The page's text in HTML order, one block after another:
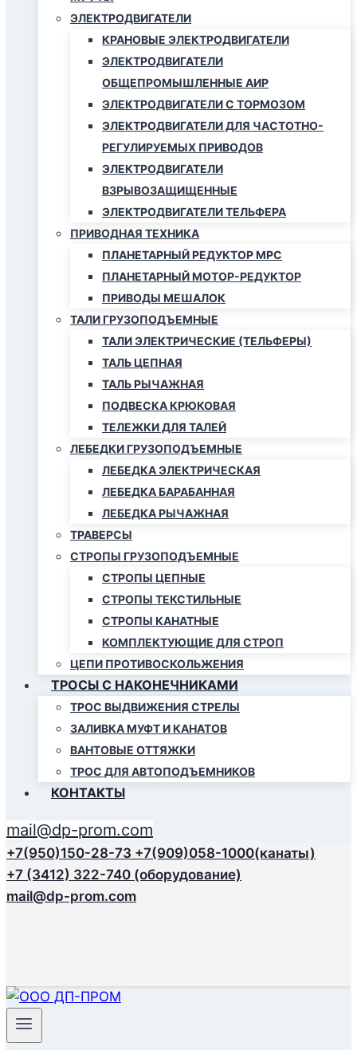
ЭЛЕКТРОДВИГАТЕЛИ
КРАНОВЫЕ ЭЛЕКТРОДВИГАТЕЛИ
ЭЛЕКТРОДВИГАТЕЛИ
ОБЩЕПРОМЫШЛЕННЫЕ АИР
ЭЛЕКТРОДВИГАТЕЛИ С ТОРМОЗОМ
ЭЛЕКТРОДВИГАТЕЛИ ДЛЯ ЧАСТОТНО-
РЕГУЛИРУЕМЫХ ПРИВОДОВ
ЭЛЕКТРОДВИГАТЕЛИ
ВЗРЫВОЗАЩИЩЕННЫЕ
ЭЛЕКТРОДВИГАТЕЛИ ТЕЛЬФЕРА
ПРИВОДНАЯ ТЕХНИКА
ПЛАНЕТАРНЫЙ РЕДУКТОР МРС
ПЛАНЕТАРНЫЙ МОТОР-РЕДУКТОР
ПРИВОДЫ МЕШАЛОК
ТАЛИ ГРУЗОПОДЪЕМНЫЕ
ТАЛИ ЭЛЕКТРИЧЕСКИЕ (ТЕЛЬФЕРЫ)
ТАЛЬ ЦЕПНАЯ
ТАЛЬ РЫЧАЖНАЯ
ПОДВЕСКА КРЮКОВАЯ
ТЕЛЕЖКИ ДЛЯ ТАЛЕЙ
ЛЕБЕДКИ ГРУЗОПОДЪЕМНЫЕ
ЛЕБЕДКА ЭЛЕКТРИЧЕСКАЯ
ЛЕБЕДКА БАРАБАННАЯ
ЛЕБЕДКА РЫЧАЖНАЯ
ТРАВЕРСЫ
СТРОПЫ ГРУЗОПОДЪЕМНЫЕ
СТРОПЫ ЦЕПНЫЕ
СТРОПЫ ТЕКСТИЛЬНЫЕ
СТРОПЫ КАНАТНЫЕ
КОМПЛЕКТУЮЩИЕ ДЛЯ СТРОП
ЦЕПИ ПРОТИВОСКОЛЬЖЕНИЯ
ТРОСЫ С НАКОНЕЧНИКАМИ
ТРОС ВЫДВИЖЕНИЯ СТРЕЛЫ
ЗАЛИВКА МУФТ И КАНАТОВ
ВАНТОВЫЕ ОТТЯЖКИ
ТРОС ДЛЯ АВТОПОДЪЕМНИКОВ
КОНТАКТЫ
mail@dp-prom.com
+7(950)150-28-73 +7(909)058-1000(канаты)
+7 (3412) 322-740 (оборудование)
mail@dp-prom.com